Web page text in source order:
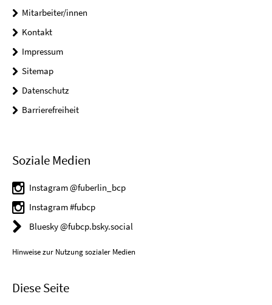
Mitarbeiter/innen
Kontakt
Impressum
Sitemap
Datenschutz
Barrierefreiheit
Soziale Medien
Instagram @fuberlin_bcp
Instagram #fubcp
Bluesky @fubcp.bsky.social
Hinweise zur Nutzung sozialer Medien
Diese Seite